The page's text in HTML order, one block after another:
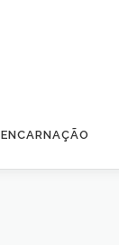
ENCARNAÇÃO